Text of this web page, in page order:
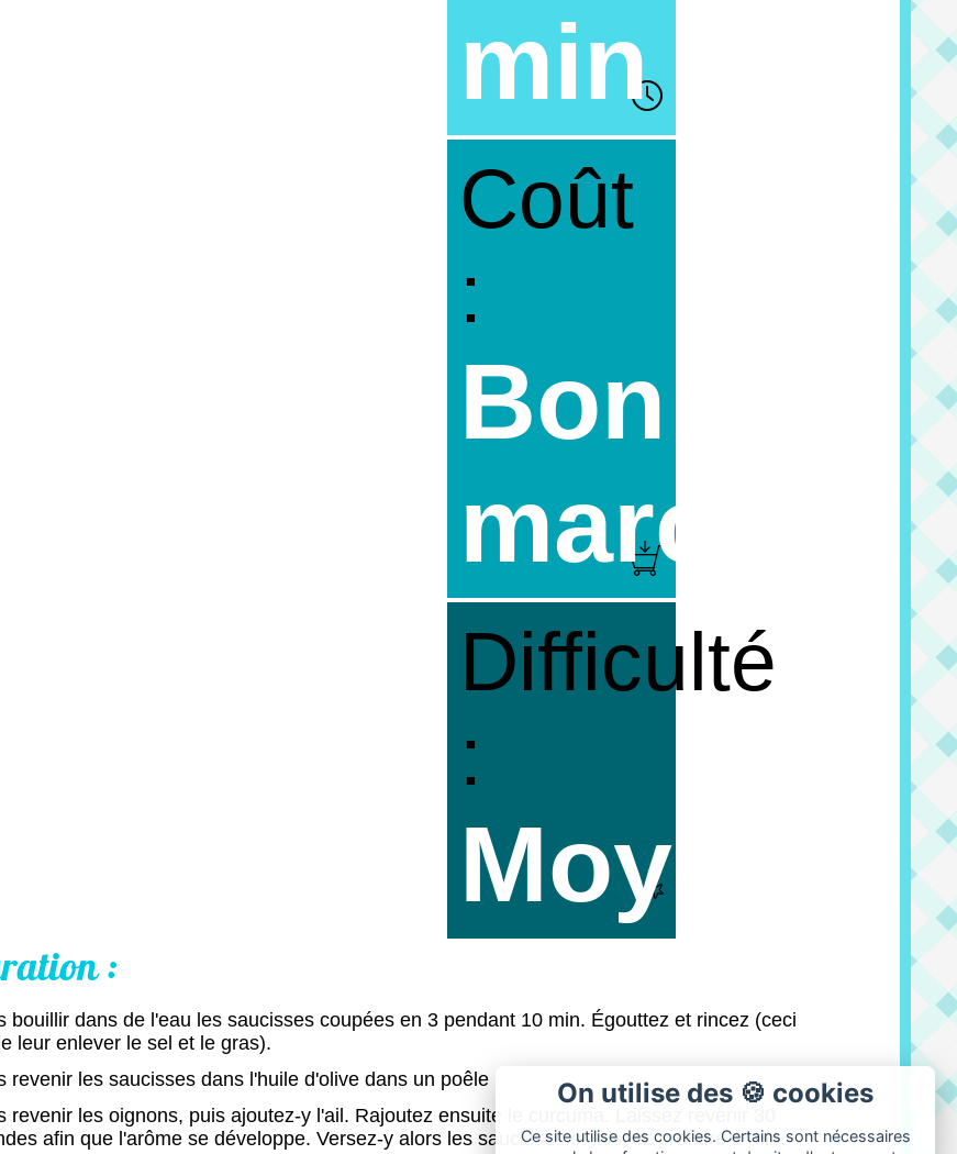
min
Coût
:
Bon
marché
Difficulté
:
Moyen
:
bouillir dans de l'eau les saucisses coupées en 3 pendant 10 min. Égouttez et rincez (ceci
leur enlever le sel et le gras).
revenir les saucisses dans l'huile d'olive dans un poêle
revenir les oignons, puis ajoutez-y l'ail. Rajoutez ensuite le curcuma. Laissez revenir 30
afin que l'arôme se développe. Versez-y alors les saucisses et laissez prendre 1 min.
On utilise des 🍪 cookies
Ce site utilise des cookies. Certains sont nécessaires